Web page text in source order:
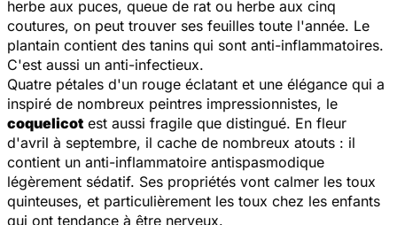
herbe aux puces, queue de rat ou herbe aux cinq
coutures, on peut trouver ses feuilles toute l'année. Le
plantain contient des tanins qui sont anti-inflammatoires.
C'est aussi un anti-infectieux.
Quatre pétales d'un rouge éclatant et une élégance qui a
inspiré de nombreux peintres impressionnistes, le
coquelicot est aussi fragile que distingué. En fleur
d'avril à septembre, il cache de nombreux atouts : il
contient un anti-inflammatoire antispasmodique
légèrement sédatif. Ses propriétés vont calmer les toux
quinteuses, et particulièrement les toux chez les enfants
qui ont tendance à être nerveux.